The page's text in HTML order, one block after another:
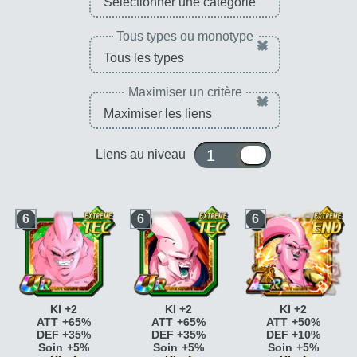
Tous types ou monotype ×
Maximiser un critère ×
Liens au niveau 1 ou 10
6
KI +2
ATT +65%
DEF +35%
Soin +5%
6
KI +2
ATT +65%
DEF +35%
Soin +5%
6
KI +2
ATT +50%
DEF +10%
Soin +5%